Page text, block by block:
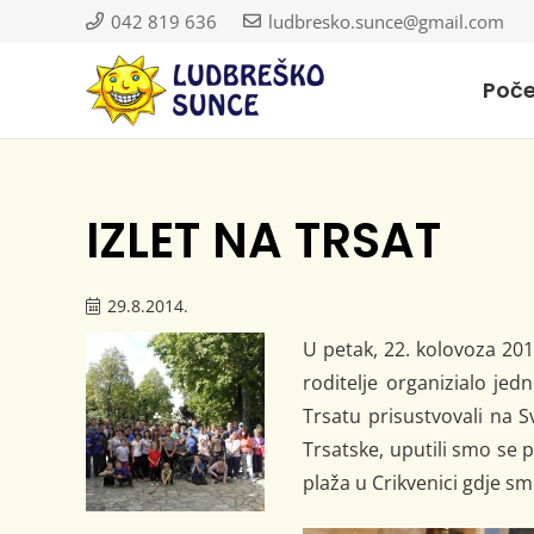
042 819 636 ludbresko.sunce@gmail.com
IZLET NA TRSAT
29.8.2014.
U petak, 22. kolovoza
roditelje organizialo
Trsatu prisustvovali na
Trsatske, uputili smo se
plaža u Crikvenici gdje